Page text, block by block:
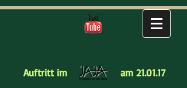
Auftritt im am 21.01.17